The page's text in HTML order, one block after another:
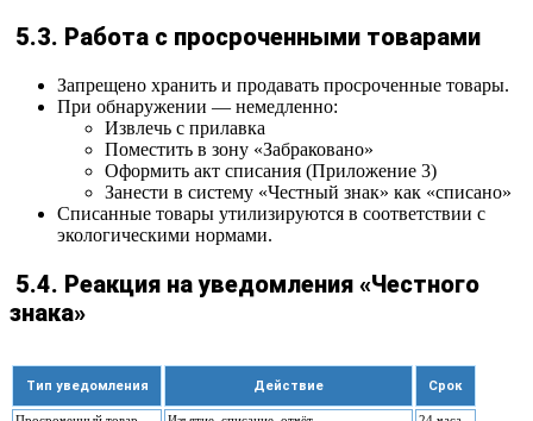
5.3. Работа с просроченными товарами
Запрещено хранить и продавать просроченные товары.
При обнаружении — немедленно:
Извлечь с прилавка
Поместить в зону «Забраковано»
Оформить акт списания (Приложение 3)
Занести в систему «Честный знак» как «списано»
Списанные товары утилизируются в соответствии с
экологическими нормами.
5.4. Реакция на уведомления «Честного
знака»
Тип уведомления Действие Срок